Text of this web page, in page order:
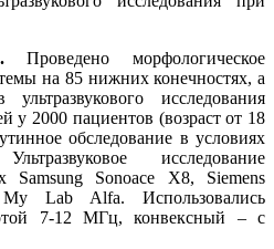
Проведено морфологическое
на 85 нижних конечностях, а
исследования
у 2000 пациентов (возраст от 18
обследование в условиях
исследование
Samsung Sonoace X8, Siemens
Lab Alfa. Использовались
7-12 МГц, конвексный – с